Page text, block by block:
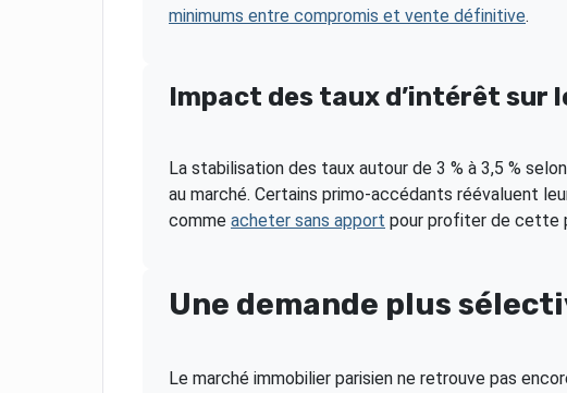
minimums entre compromis et vente définitive.
Impact des taux d’intérêt sur
La stabilisation des taux autour de 3 % à 3,5 %
au marché. Certains primo-accédants réévaluent
comme acheter sans apport pour profiter de cette
Une demande plus
Le marché immobilier parisien ne retrouve pas